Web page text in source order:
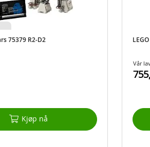
75379 R2-D2
Kjøp nå
Vår